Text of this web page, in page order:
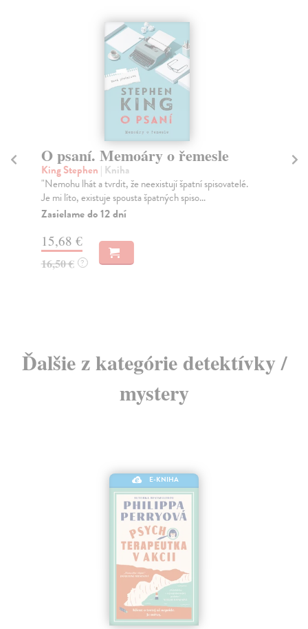
O psaní. Memoáry o řemesle
King Stephen | Kniha
"Nemohu lhát a tvrdit, že neexistují špatní spisovatelé.
Je mi líto, existuje spousta špatných spiso...
Zasielame do 12 dní
15,68 €
16,50 € ?
Ďalšie z kategórie detektívky /
mystery
E-KNIHA